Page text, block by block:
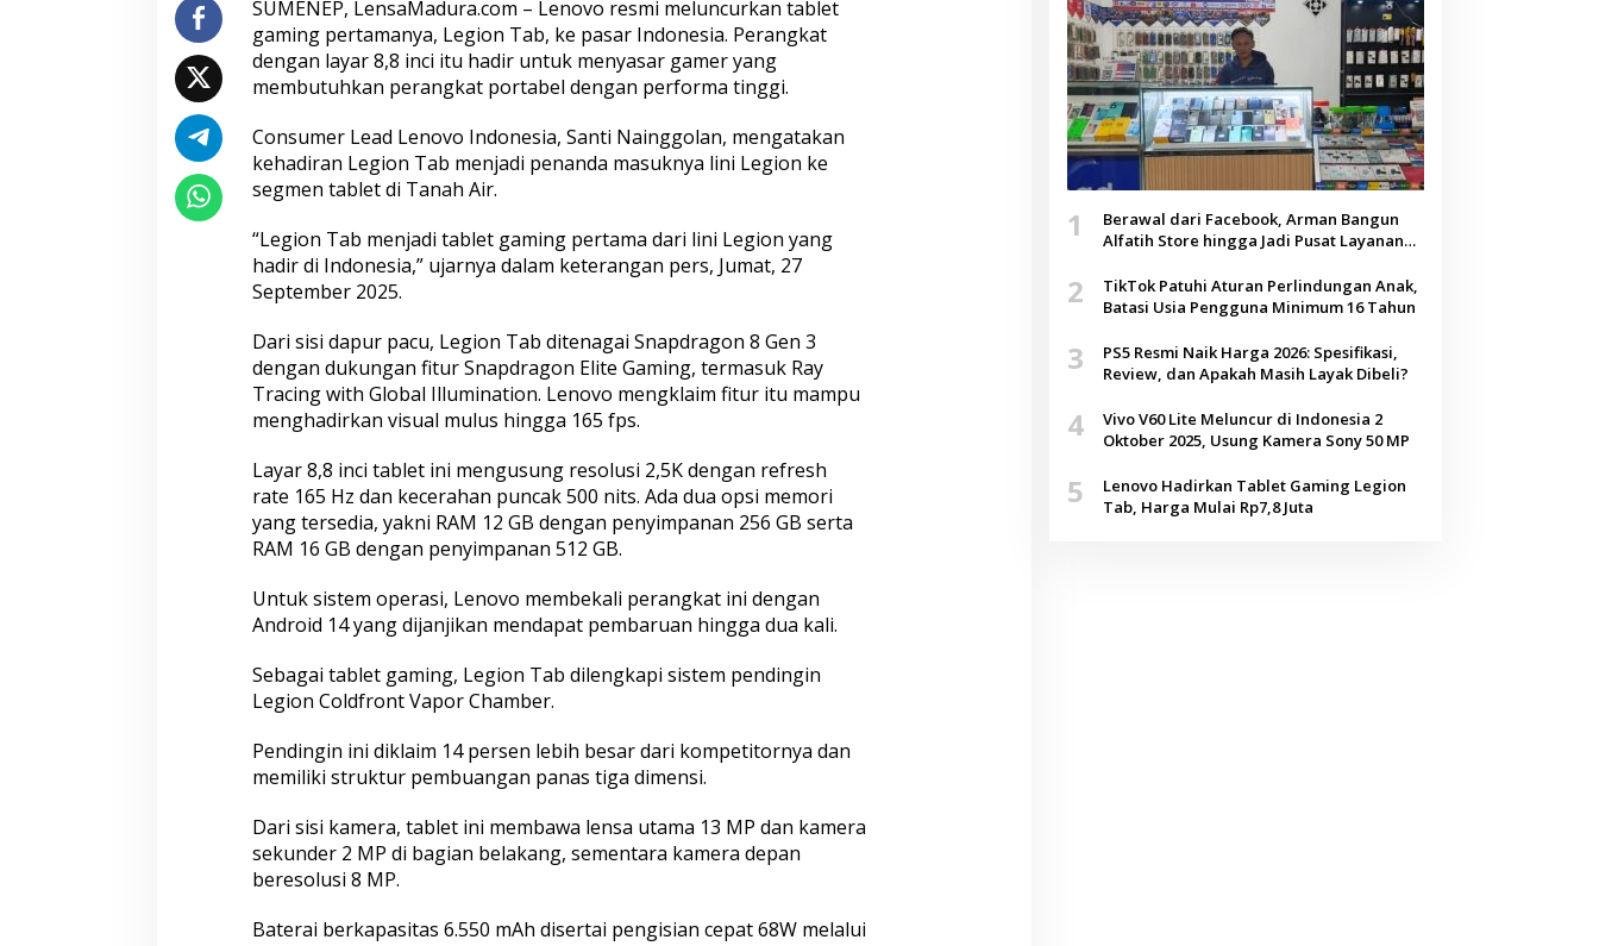
a
r
g
a
u
a
i
p
7
,
8
u
t
a
SUMENEP, LensaMadura.com – Lenovo resmi meluncurkan tablet
gaming pertamanya, Legion Tab, ke pasar Indonesia. Perangkat
dengan layar 8,8 inci itu hadir untuk menyasar gamer yang
membutuhkan perangkat portabel dengan performa tinggi.
Consumer Lead Lenovo Indonesia, Santi Nainggolan, mengatakan
kehadiran Legion Tab menjadi penanda masuknya lini Legion ke
segmen tablet di Tanah Air.
“Legion Tab menjadi tablet gaming pertama dari lini Legion yang
hadir di Indonesia,” ujarnya dalam keterangan pers, Jumat, 27
September 2025.
Dari sisi dapur pacu, Legion Tab ditenagai Snapdragon 8 Gen 3
dengan dukungan fitur Snapdragon Elite Gaming, termasuk Ray
Tracing with Global Illumination. Lenovo mengklaim fitur itu mampu
menghadirkan visual mulus hingga 165 fps.
Layar 8,8 inci tablet ini mengusung resolusi 2,5K dengan refresh
rate 165 Hz dan kecerahan puncak 500 nits. Ada dua opsi memori
yang tersedia, yakni RAM 12 GB dengan penyimpanan 256 GB serta
RAM 16 GB dengan penyimpanan 512 GB.
Untuk sistem operasi, Lenovo membekali perangkat ini dengan
Android 14 yang dijanjikan mendapat pembaruan hingga dua kali.
Sebagai tablet gaming, Legion Tab dilengkapi sistem pendingin
Legion Coldfront Vapor Chamber.
Pendingin ini diklaim 14 persen lebih besar dari kompetitornya dan
memiliki struktur pembuangan panas tiga dimensi.
Dari sisi kamera, tablet ini membawa lensa utama 13 MP dan kamera
sekunder 2 MP di bagian belakang, sementara kamera depan
beresolusi 8 MP.
Baterai berkapasitas 6.550 mAh disertai pengisian cepat 68W melalui
1
Berawal dari Facebook, Arman Bangun
Alfatih Store hingga Jadi Pusat Layanan
2
TikTok Patuhi Aturan Perlindungan Anak,
Batasi Usia Pengguna Minimum 16 Tahun
3
PS5 Resmi Naik Harga 2026: Spesifikasi,
Review, dan Apakah Masih Layak Dibeli?
4
Vivo V60 Lite Meluncur di Indonesia 2
Oktober 2025, Usung Kamera Sony 50 MP
5
Lenovo Hadirkan Tablet Gaming Legion
Tab, Harga Mulai Rp7,8 Juta